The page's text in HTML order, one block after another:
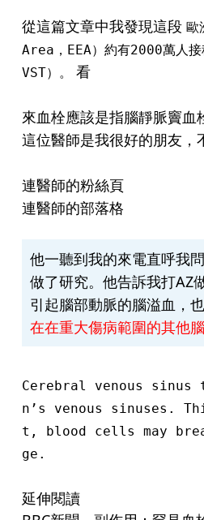
從這篇文章中我發現這段 歐
Area，EEA）約有2000萬人接
VST）。
看
來血栓應該是指腦靜脈竇血
這位醫師是我很好的朋友，
連醫師的粉絲頁
連醫師的部落格
他一聽到我的來電直呼我
做了研究。他告訴我打AZ
引起腦部動脈的腦溢血，
在在重大傷病範圍的其他
Cerebral venous
n’s venous sinuses.
t, blood cells may
ge.
延伸閱讀